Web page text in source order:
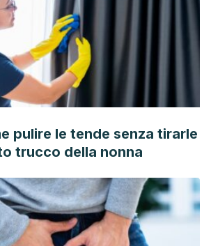
de mujeres
Fisioterapia41.1 (2019): 4-11.
et al. “¿ Las pacientes con
suficiente cantidad de calcio y
Revista Electrónica Científica de
18.
“Metabolismo óseo y nutrición:
et al. “Aspectos genéticos de la
de Investigación Clínica64.3 (2012):
pulire le tende senza tirarle
trucco della nonna